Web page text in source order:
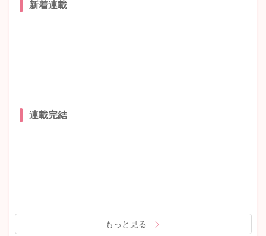
新着連載
連載完結
もっと見る